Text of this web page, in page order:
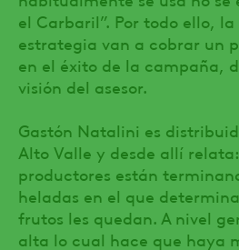
el Carbaril”. Por todo ello,
estrategia van a cobrar un
en el éxito de la campaña,
visión del asesor.
Gastón Natalini es
Alto Valle y desde allí
productores están
heladas en el que
frutos les quedan. A nivel
alta lo cual hace que haya